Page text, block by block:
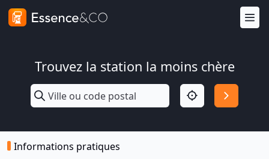
Trouvez la station la moins chère
Informations pratiques